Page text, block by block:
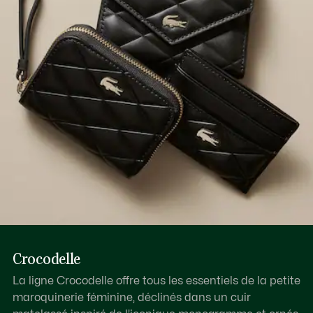
Crocodelle
La ligne Crocodelle offre tous les essentiels de la petite
maroquinerie féminine, déclinés dans un cuir